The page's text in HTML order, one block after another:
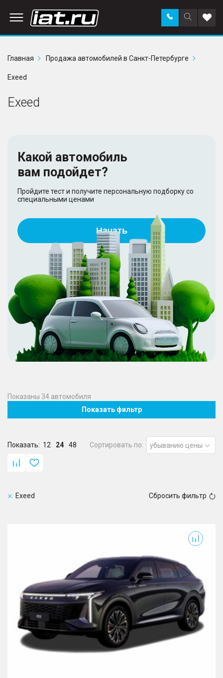
Поиск
по
Заказать
звонок в
Главная
Продажа автомобилей в Санкт-Петербурге
Exeed
Exeed
Какой автомобиль
вам подойдет?
Пройдите тест и получите персональную подборку со
специальными ценами
Начать
Показаны 34 автомобиля
Показать фильтр
Показать: 12 24 48 Сортировать по: убыванию цены
Exeed Сбросить фильтр